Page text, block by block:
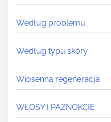
Według problemu
Według typu skóry
Wiosenna regeneracja
WŁOSY I PAZNOKCIE